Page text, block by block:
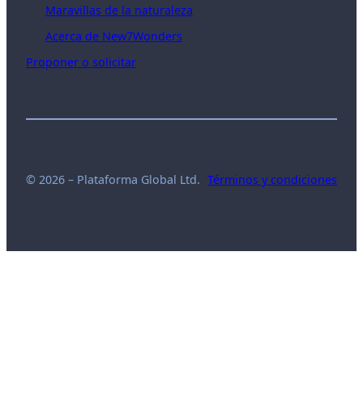
Maravillas de la naturaleza
Acerca de New7Wonders
Proponer o solicitar
© 2026 – Plataforma Global Ltd. Términos y condiciones